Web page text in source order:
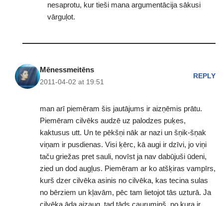
nesaprotu, kur tieši mana argumentācija sākusi
vārguļot.
Mēnessmeitēns
2011-04-02 at 19:51
REPLY
man arī piemēram šis jautājums ir aizņēmis prātu.
Piemēram cilvēks audzē uz palodzes puķes,
kaktusus utt. Un te pēkšņi nāk ar nazi un šņik-šņak
viņam ir pusdienas. Visi ķērc, kā augi ir dzīvi, jo viņi
taču griežas pret sauli, novīst ja nav dabūjuši ūdeni,
zied un dod augļus. Piemēram ar ko atšķiras vampīrs,
kurš dzer cilvēka asinis no cilvēka, kas tecina sulas
no bērziem un kļavām, pēc tam lietojot tās uzturā. Ja
cilvēka āda aizaug, tad tāds caurumiņš, no kura ir